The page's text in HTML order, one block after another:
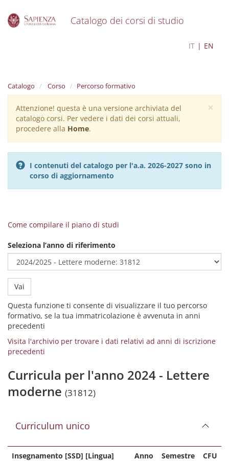
Catalogo dei corsi di studio
IT EN
Catalogo Corso Percorso formativo
×
Warning
message
Attenzione! questa è una versione archiviata del
catalogo corsi. Per vedere i dati dei corsi attuali,
procedere alla Home.
I contenuti del catalogo per l'a.a. 2026-2027 sono in
corso di aggiornamento
Come compilare il piano di studi
Seleziona l’anno di riferimento
Vai
Questa funzione ti consente di visualizzare il tuo percorso
formativo, se la tua immatricolazione è avvenuta in anni
precedenti
Visita l'archivio per trovare i dati relativi ad anni di iscrizione
precedenti
Curricula per l'anno 2024 - Lettere
moderne (31812)
Curriculum unico
Insegnamento [SSD] [Lingua] Anno Semestre
CFU